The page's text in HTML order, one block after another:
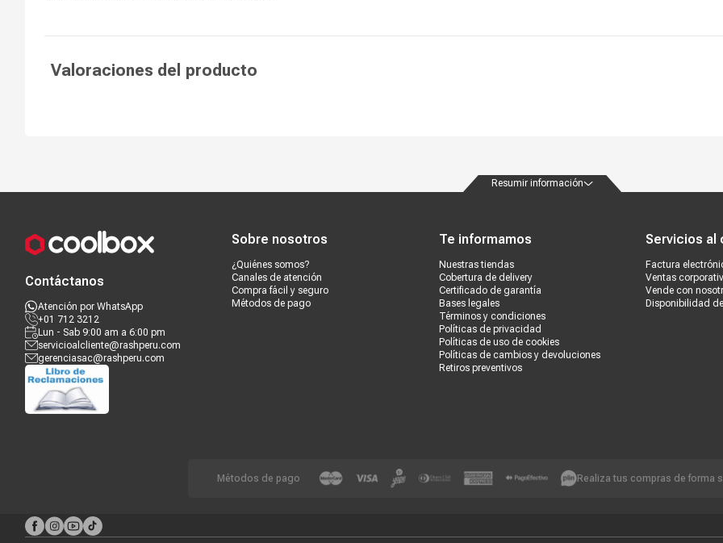
Cable de alimentación 1.8 m - Enchufe Schuko Vendido por Marketplace
Valoraciones del producto
Resumir información
Contáctanos
Atención por WhatsApp
+01 712 3212
Lun - Sab 9:00 am a 6:00 pm
servicioalcliente@rashperu.com
gerenciasac@rashperu.com
Sobre nosotros
¿Quiénes somos?
Canales de atención
Compra fácil y seguro
Métodos de pago
Te informamos
Nuestras tiendas
Cobertura de delivery
Certificado de garantía
Bases legales
Términos y condiciones
Políticas de privacidad
Políticas de uso de cookies
Políticas de cambios y devoluciones
Retiros preventivos
Servicios al
Factura
Ventas
Vende con
Disponibilidad
Métodos de pago Realiza tus compras de forma